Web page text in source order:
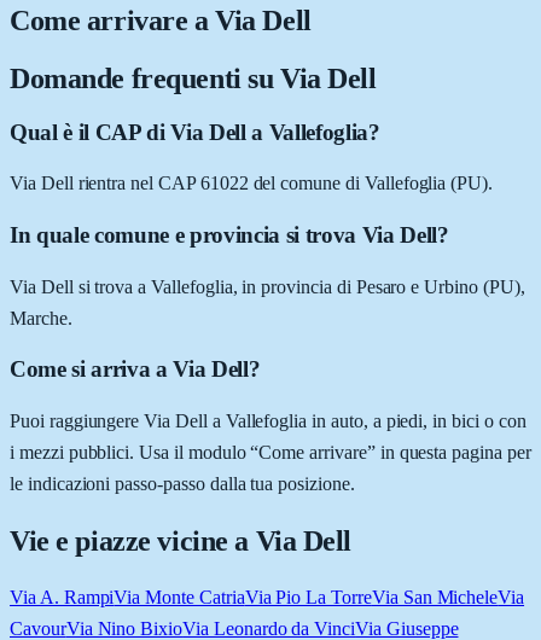
Come arrivare aVia Dell
Domande frequenti su Via Dell
Qual è il CAP di Via Dell a Vallefoglia?
Via Dell rientra nel CAP 61022 del comune di Vallefoglia (PU).
In quale comune e provincia si trova Via Dell?
Via Dell si trova a Vallefoglia, in provincia di Pesaro e Urbino (PU),
Marche.
Come si arriva a Via Dell?
Puoi raggiungere Via Dell a Vallefoglia in auto, a piedi, in bici o con
i mezzi pubblici. Usa il modulo “Come arrivare” in questa pagina per
le indicazioni passo-passo dalla tua posizione.
Vie e piazze vicine a Via Dell
Via A. RampiVia Monte CatriaVia Pio La TorreVia San MicheleVia
CavourVia Nino BixioVia Leonardo da VinciVia Giuseppe